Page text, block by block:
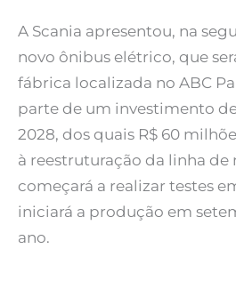
A Scania apresentou, na
novo ônibus elétrico, que
fábrica localizada no ABC
parte de um investimento
2028, dos quais R$ 60
à reestruturação da linha
começará a realizar testes
iniciará a produção em
ano.